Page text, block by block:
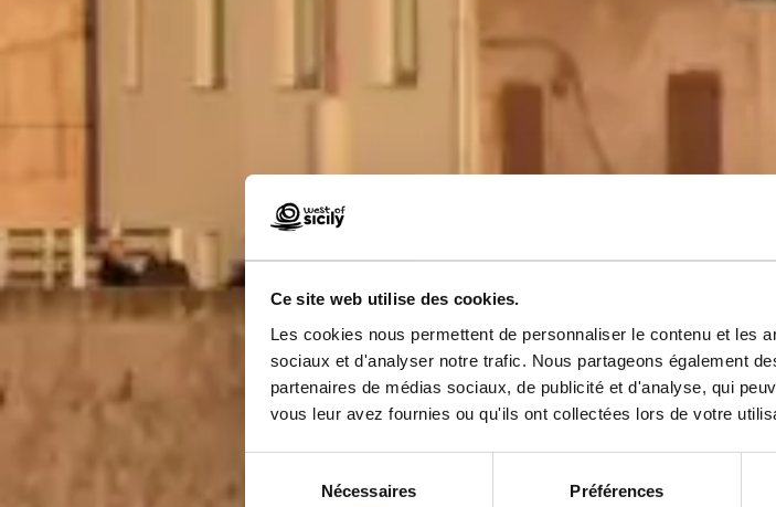
Ce site web utilise des cookies.
Les cookies nous permettent de personnaliser le contenu et les
sociaux et d'analyser notre trafic. Nous partageons également
partenaires de médias sociaux, de publicité et d'analyse, qui
vous leur avez fournies ou qu'ils ont collectées lors de votre
Nécessaires Préférences